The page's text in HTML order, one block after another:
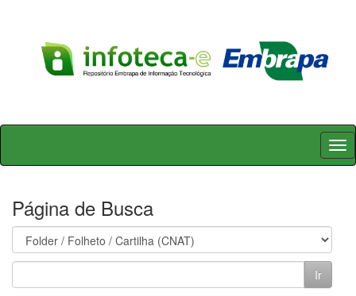
Skip
Página de Busca